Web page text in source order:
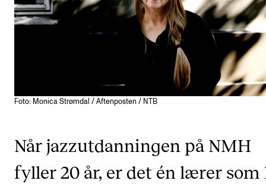
KONSERTER
Gjennomføre konserter og arrangementer
PRAKTISK
Foto: Monica Strømdal / Aftenposten / NTB
Når jazzutdanningen på NMH
fyller 20 år, er det én lærer som